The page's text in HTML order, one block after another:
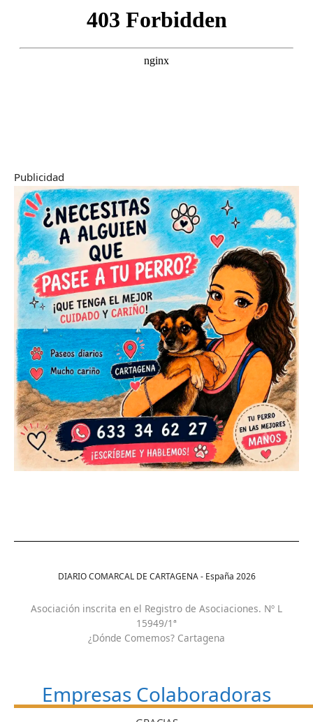
Publicidad
DIARIO COMARCAL DE CARTAGENA - España 2026
Asociación inscrita en el Registro de Asociaciones. Nº L
15949/1ª
¿Dónde Comemos? Cartagena
Empresas Colaboradoras